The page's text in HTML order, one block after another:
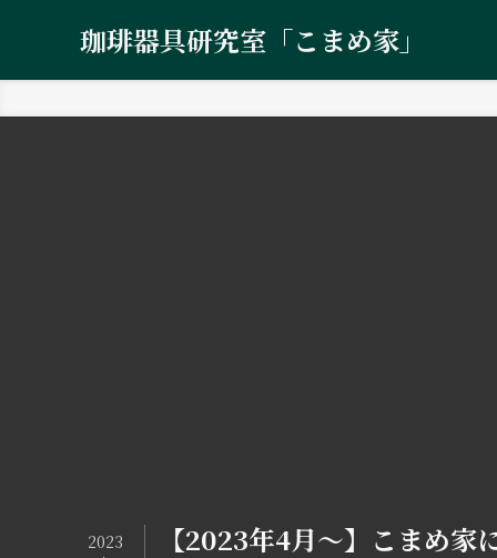
珈琲器具研究室「こまめ家」
【2023年4月〜】こまめ
2023